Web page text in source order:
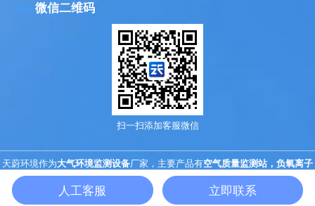
微信二维码
扫一扫添加客服微信
天蔚环境作为大气环境监测设备厂家，主要产品有空气质量监测站，负氧离子
监测站
检测精度高，
结果准确，售后服务
好。 备案号：
鲁ICP备2023004807号-4
人工客服 立即联系